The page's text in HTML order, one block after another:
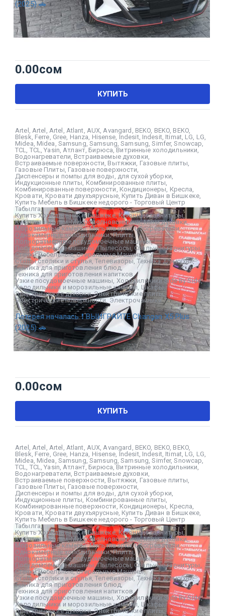
(2025) 🚗
0.00сом
КУПИТЬ
Artel Artel Artel Atlant AUX Avangard BEKO BEKO BEKO,
Blesk Ferre Gree Hanza Hisense Indesit, Indesit, Itimat, LG LG
Midea Midea Samsung ,Samsung ,Samsung ,Simfer,Snowcap
TCL
TCL ,Yasin Атлант ,Бирюса ,Витринные холодильники ,
Водонагреватели Встраиваемые духовки
Встраиваемые поверхности Вытяжки Газовые плиты
Газовые Плиты Газовые поверхности
Диспенсеры и помпы для воды
для сухой уборки
Индукционные плиты Комбинированные плиты
Комбинированные поверхности Кондиционеры Кресла
Кровати, Кровати двухъярусные, Купить Диван в Бишкеке,
Купить Мебель в Бишкеке недорого - Торговый Центр
Табылга,
Купить Холодильник в Бишкеке,Кухонные гарнитуры,
Кухонные уголки,Микроволновые печи,Мини духовки,
Морозильные камеры,Мультиварки,Обогреватели,
Однокамерные холодильники,Плиты,
Полноразмерные посудомоечные машины,
Посудомоечные машины ,Пылесосы Спальные гарнитуры
Стенки мебельные,Стиральные Машины,
Столы столики и стулья ,Телевизоры,Техника для кухни,
Техника для приготовления блюд ,
Техника для приготовления напитков ,
Узкие посудомоечные машины Холодильники Side By Side,
Холодильники и морозильные камеры Шкафы,
Электрические духовки,Электрические плиты,
Электрические поверхности,Электрочайники
Лотерея началась ❗ ВЫИГРАЙТЕ Changan X5 Plus
(2025) 🚗
0.00сом
КУПИТЬ
Artel Artel Artel Atlant AUX Avangard BEKO BEKO BEKO,
Blesk Ferre Gree Hanza Hisense Indesit, Indesit, Itimat, LG LG
Midea Midea Samsung ,Samsung ,Samsung ,Simfer,Snowcap
TCL
TCL ,Yasin Атлант ,Бирюса ,Витринные холодильники ,
Водонагреватели Встраиваемые духовки
Встраиваемые поверхности Вытяжки Газовые плиты
Газовые Плиты Газовые поверхности
Диспенсеры и помпы для воды
для сухой уборки
Индукционные плиты Комбинированные плиты
Комбинированные поверхности Кондиционеры Кресла
Кровати, Кровати двухъярусные, Купить Диван в Бишкеке,
Купить Мебель в Бишкеке недорого - Торговый Центр
Табылга,
Купить Холодильник в Бишкеке,Кухонные гарнитуры,
Кухонные уголки,Микроволновые печи,Мини духовки,
Морозильные камеры,Мультиварки,Обогреватели,
Однокамерные холодильники,Плиты,
Полноразмерные посудомоечные машины,
Посудомоечные машины ,Пылесосы Спальные гарнитуры
Стенки мебельные,Стиральные Машины,
Столы столики и стулья ,Телевизоры,Техника для кухни,
Техника для приготовления блюд ,
Техника для приготовления напитков ,
Узкие посудомоечные машины Холодильники Side By Side,
Холодильники и морозильные камеры Шкафы,
Электрические духовки,Электрические плиты,